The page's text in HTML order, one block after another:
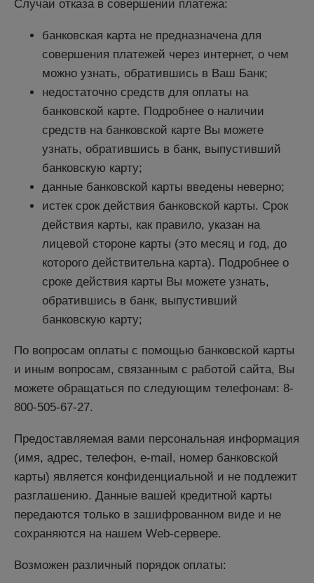
Случаи отказа в совершении платежа:
банковская карта не предназначена для
совершения платежей через интернет, о чем
можно узнать, обратившись в Ваш Банк;
недостаточно средств для оплаты на
банковской карте. Подробнее о наличии
средств на банковской карте Вы можете
узнать, обратившись в банк, выпустивший
банковскую карту;
данные банковской карты введены неверно;
истек срок действия банковской карты. Срок
действия карты, как правило, указан на
лицевой стороне карты (это месяц и год, до
которого действительна карта). Подробнее о
сроке действия карты Вы можете узнать,
обратившись в банк, выпустивший
банковскую карту;
По вопросам оплаты с помощью банковской карты
и иным вопросам, связанным с работой сайта, Вы
можете обращаться по следующим телефонам: 8-
800-505-67-27.
Предоставляемая вами персональная информация
(имя, адрес, телефон, e-mail, номер банковской
карты) является конфиденциальной и не подлежит
разглашению. Данные вашей кредитной карты
передаются только в зашифрованном виде и не
сохраняются на нашем Web-сервере.
Возможен различный порядок оплаты: